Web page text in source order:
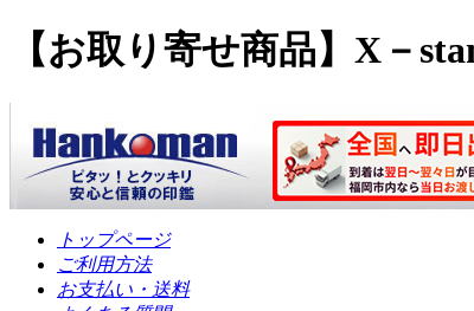
【お取り寄せ商品】X－
トップページ
ご利用方法
お支払い・送料